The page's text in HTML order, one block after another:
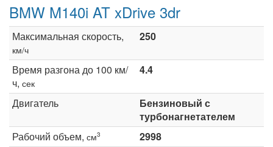
BMW M140i AT xDrive 3dr
Максимальная скорость,
км/ч
250
Время разгона до 100 км/
ч, сек
4.4
Двигатель
Бензиновый с
турбонагнетателем
Рабочий объем, см3 2998